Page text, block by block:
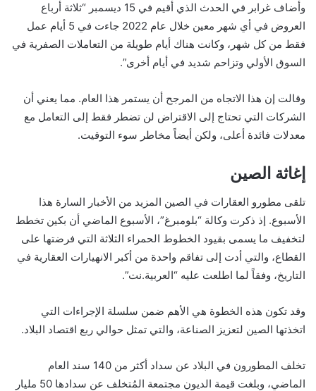
وأضاف غرابر في الحدث الذي أقيم في 15 ديسمبر “ثلاثة أرباع
العروض في أي شهر معين خلال عام 2022 جاءت في 5 أيام عمل
فقط من كل شهر، وكانت هناك أيام طويلة من التعاملات الصفرية في
السوق الأولي وتزاحم شديد في أيام أخرى”.
وقالت إن هذا الاتجاه من المرجح أن يستمر هذا العام. مما يعني أن
الشركات التي تحتاج إلى الاقتراض لن تضطر فقط إلى التعامل مع
معدلات فائدة أعلى، ولكن أيضاً مخاطر سوء التوقيت.
إغاثة الصين
تلقى مطورو العقارات في الصين المزيد من الأخبار السارة هذا
الأسبوع. إذ ذكرت وكالة “بلومبرغ”، الأسبوع الماضي أن بكين تخطط
لتخفيف ما يسمى بقيود الخطوط الحمراء الثلاثة التي فرضتها على
القطاع، والتي أدت إلى تفاقم واحدة من أكبر الانهيارات العقارية في
التاريخ، وفقاً لما اطلعت عليه “العربية.نت”.
وقد تكون هذه الخطوة هي الأهم ضمن سلسلة الإجراءات التي
اتخذتها الصين لتعزيز الصناعة، والتي تمثل حوالي ربع اقتصاد البلاد.
تخلف المطورون في البلاد عن سداد أكثر من 140 سند العام
الماضي، وبلغت قيمة الديون مجتمعة المُتخلف عن سدادها 50 مليار